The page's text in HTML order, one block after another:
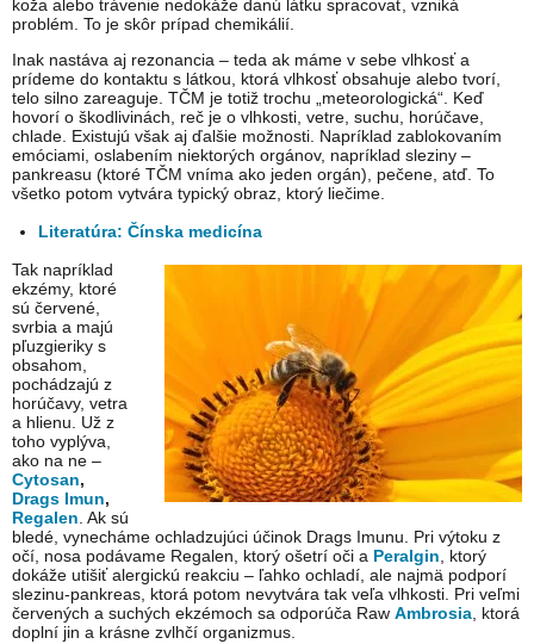
koža alebo trávenie nedokáže danú látku spracovať, vzniká
problém. To je skôr prípad chemikálií.
Inak nastáva aj rezonancia – teda ak máme v sebe vlhkosť a
prídeme do kontaktu s látkou, ktorá vlhkosť obsahuje alebo tvorí,
telo silno zareaguje. TČM je totiž trochu „meteorologická“. Keď
hovorí o škodlivinách, reč je o vlhkosti, vetre, suchu, horúčave,
chlade. Existujú však aj ďalšie možnosti. Napríklad zablokovaním
emóciami, oslabením niektorých orgánov, napríklad sleziny –
pankreasu (ktoré TČM vníma ako jeden orgán), pečene, atď. To
všetko potom vytvára typický obraz, ktorý liečime.
Literatúra: Čínska medicína
Tak napríklad
ekzémy, ktoré
sú červené,
svrbia a majú
pľuzgieriky s
obsahom,
pochádzajú z
horúčavy, vetra
a hlienu. Už z
toho vyplýva,
ako na ne –
Cytosan,
Drags Imun,
Regalen. Ak sú
bledé, vynecháme ochladzujúci účinok Drags Imunu. Pri výtoku z
očí, nosa podávame Regalen, ktorý ošetrí oči a Peralgin, ktorý
dokáže utišiť alergickú reakciu – ľahko ochladí, ale najmä podporí
slezinu-pankreas, ktorá potom nevytvára tak veľa vlhkosti. Pri veľmi
červených a suchých ekzémoch sa odporúča Raw Ambrosia, ktorá
doplní jin a krásne zvlhčí organizmus.